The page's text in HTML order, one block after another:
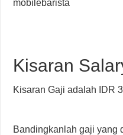
mobilebarista
Kisaran
Kisaran Gaji adalah IDR
Bandingkanlah gaji yang